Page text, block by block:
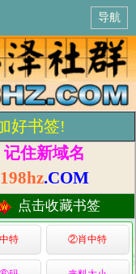
导航
好书签!
记住新域名
198hz.COM
点击收藏书签
特 ②肖中特